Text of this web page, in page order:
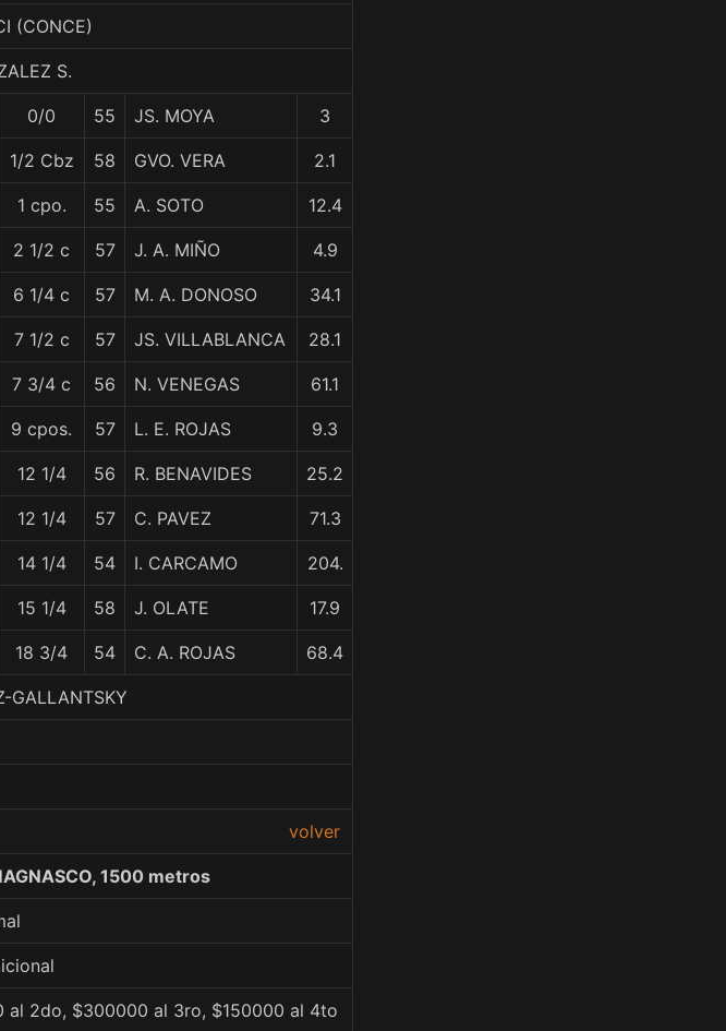
(CONCE)
S.
0/0 55 JS. MOYA 3
1/2 Cbz 58 GVO. VERA 2.1
1 cpo. 55 A. SOTO 12.4
2 1/2 c 57 J. A. MIÑO 4.9
6 1/4 c 57 M. A. DONOSO 34.1
7 1/2 c 57 JS. VILLABLANCA 28.1
7 3/4 c 56 N. VENEGAS 61.1
9 cpos. 57 L. E. ROJAS 9.3
12 1/4 56 R. BENAVIDES 25.2
12 1/4 57 C. PAVEZ 71.3
14 1/4 54 I. CARCAMO 204.
15 1/4 58 J. OLATE 17.9
18 3/4 54 C. A. ROJAS 68.4
GALLANTSKY
volver
1500 metros
al 2do, $300000 al 3ro, $150000 al 4to